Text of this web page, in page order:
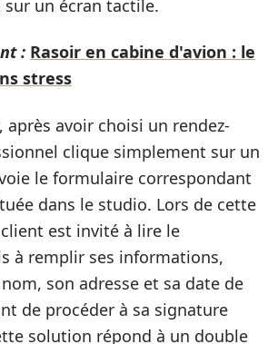
un écran tactile.
: Rasoir en cabine d'avion : le
stress
après avoir choisi un rendez-
clique simplement sur un
le formulaire correspondant
dans le studio. Lors de cette
est invité à lire le
à remplir ses informations,
son adresse et sa date de
de procéder à sa signature
solution répond à un double